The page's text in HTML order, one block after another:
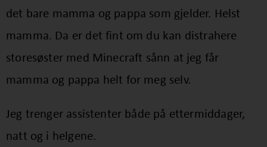
det bare mamma og pappa som gjelder. Helst
mamma. Da er det fint om du kan distrahere
storesøster med Minecraft sånn at jeg får
mamma og pappa helt for meg selv.
Jeg trenger assistenter både på ettermiddager,
natt og i helgene.